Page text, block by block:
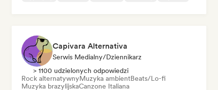
Capivara Alternativa
Serwis Medialny/Dziennikarz
> 1100 udzielonych odpowiedzi
Rock alternatywnyMuzyka ambientBeats/Lo-fi
Muzyka brazylijskaCanzone Italiana